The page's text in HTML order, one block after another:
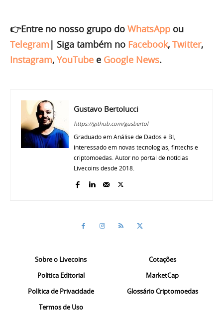
👉Entre no nosso grupo do WhatsApp ou
Telegram | Siga também no Facebook, Twitter,
Instagram, YouTube e Google News.
Gustavo Bertolucci
https://github.com/gusbertol
Graduado em Análise de Dados e BI,
interessado em novas tecnologias, fintechs e
criptomoedas. Autor no portal de notícias
Livecoins desde 2018.
Sobre o Livecoins
Politica Editorial
Política de Privacidade
Termos de Uso
Cotações
MarketCap
Glossário Criptomoedas